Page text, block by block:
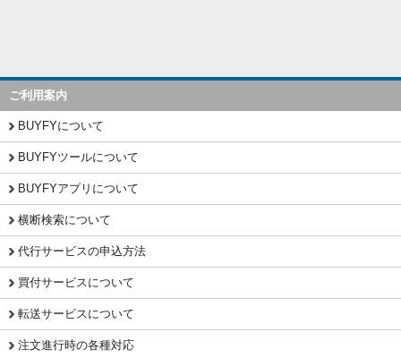
ご利用案内
BUYFYについて
BUYFYツールについて
BUYFYアプリについて
横断検索について
代行サービスの申込方法
買付サービスについて
転送サービスについて
注文進行時の各種対応